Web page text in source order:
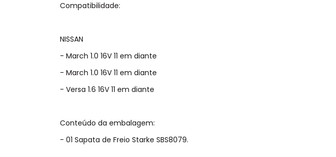
Compatibilidade:
NISSAN
- March 1.0 16V 11 em diante
- March 1.0 16V 11 em diante
- Versa 1.6 16V 11 em diante
Conteúdo da embalagem:
- 01 Sapata de Freio Starke SBS8079.